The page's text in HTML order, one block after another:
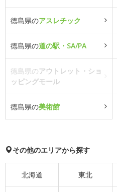
徳島県のアスレチック
徳島県の道の駅・SA/PA
徳島県のアウトレット・ショ
ッピングモール
徳島県の美術館
その他のエリアから探す
北海道 東北